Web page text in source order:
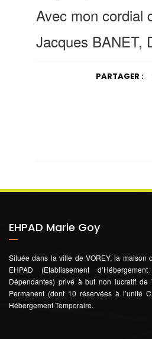
Avec mon cordial
Jacques BANET,
PARTAGER :
EHPAD Marie Goy
Située dans la ville de VOREY, la maison
EHPAD (Etablissement
Dépendantes) privé à but non lucratif de
Permanent (dont 10 réservées à l’unité
Hébergement Temporaire.